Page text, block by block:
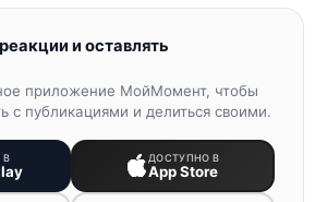
и оставлять
приложение МойМомент, чтобы
с публикациями и делиться своими.
В ДОСТУПНО В
App Store